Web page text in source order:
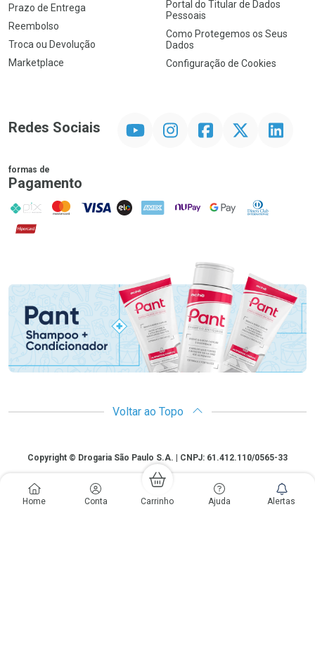
Home Conta Carrinho Ajuda Alertas
Prazo de Entrega
Reembolso
Troca ou Devolução
Marketplace
Portal do Titular de Dados
Pessoais
Como Protegemos os Seus
Dados
Configuração de Cookies
Redes Sociais InstagramFacebookTwitter Linkedin
formas de
Pagamento
PIX MasterCard
VISA ELO AMEX NuPay Google PayDiners Club
Hipercard
Voltar ao Topo
CopyrightCopyright © Drogaria São Paulo S.A. | CNPJ: 61.412.110/0565-33
São Paulo - SP: Avenida Renata, 60, Chácara Belenzinho - Vila Formosa
Gislaine Lima Meo CRF 40.354 | 24 horas| Autorização de funcionamento:
Processo: 2531.559767/2014-90 Autorização/MS: 7.31847.3 | As